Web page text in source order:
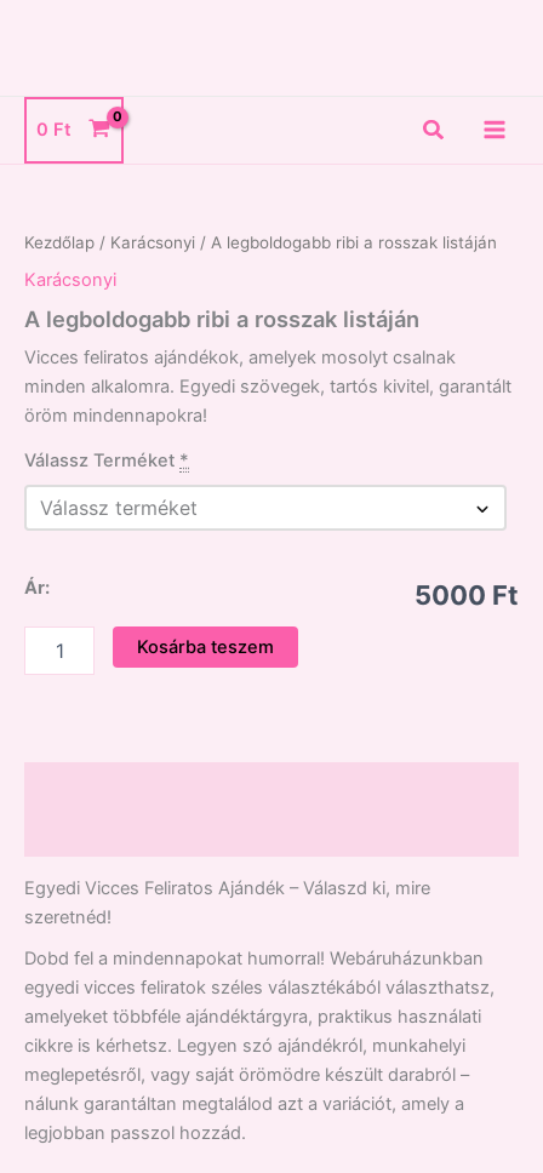
0 Ft Search
Kezdőlap / Karácsonyi / A legboldogabb ribi a rosszak listáján
Karácsonyi
A legboldogabb ribi a rosszak listáján
Vicces feliratos ajándékok, amelyek mosolyt csalnak
minden alkalomra. Egyedi szövegek, tartós kivitel, garantált
öröm mindennapokra!
Válassz Terméket *
Ár: 5000 Ft
a
rosszak
mennyiség
Kosárba teszem
Egyedi Vicces Feliratos Ajándék – Válaszd ki, mire
szeretnéd!
Dobd fel a mindennapokat humorral! Webáruházunkban
egyedi vicces feliratok széles választékából választhatsz,
amelyeket többféle ajándéktárgyra, praktikus használati
cikkre is kérhetsz. Legyen szó ajándékról, munkahelyi
meglepetésről, vagy saját örömödre készült darabról –
nálunk garantáltan megtalálod azt a variációt, amely a
legjobban passzol hozzád.